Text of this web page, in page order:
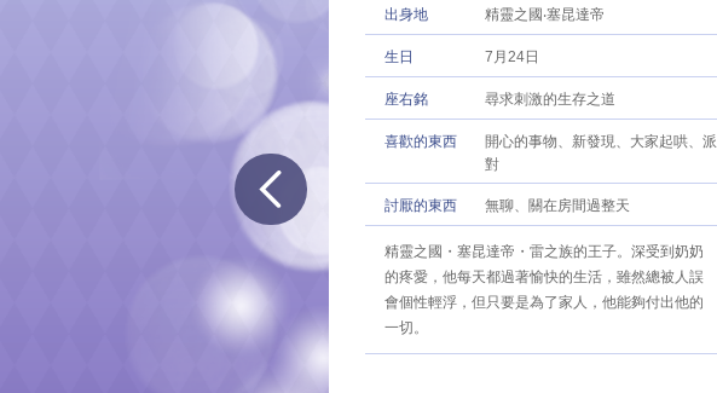
出身地 精靈之國‧塞昆達帝
生日 7月24日
座右銘 尋求刺激的生存之道
喜歡的東西
開心的事物、新發現、大家起哄、派
對
討厭的東西 無聊、關在房間過整天
精靈之國・塞昆達帝・雷之族的王子。深受到奶奶
的疼愛，他每天都過著愉快的生活，雖然總被人誤
會個性輕浮，但只要是為了家人，他能夠付出他的
一切。